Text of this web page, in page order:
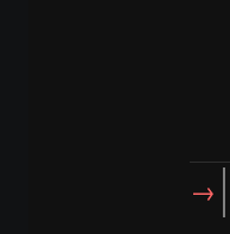
→